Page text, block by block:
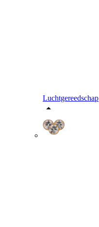
Luchtgereedschap